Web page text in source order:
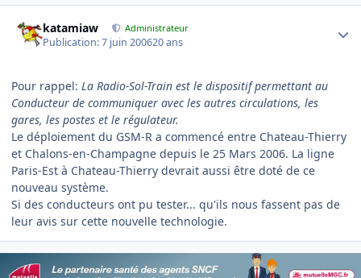
katamiaw Administrateur
Publication:7 juin 200620 ans
Pour rappel: La Radio-Sol-Train est le dispositif permettant au
Conducteur de communiquer avec les autres circulations, les
gares, les postes et le régulateur.
Le déploiement du GSM-R a commencé entre Chateau-Thierry
et Chalons-en-Champagne depuis le 25 Mars 2006. La ligne
Paris-Est à Chateau-Thierry devrait aussi être doté de ce
nouveau système.
Si des conducteurs ont pu tester... qu'ils nous fassent pas de
leur avis sur cette nouvelle technologie.